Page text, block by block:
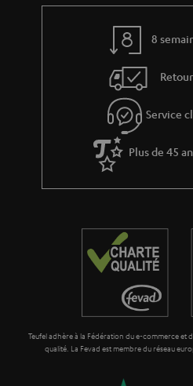
b
a
a
r
i
8
Service
Plus de 45
Teufel adhère à la Fédération du e-commerce et
qualité. La Fevad est membre du réseau